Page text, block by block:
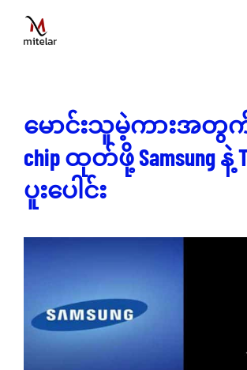
content
နည်းပညာ
ဝန်ဆောင်မှုများ
ဆောင်းပါးများ
မောင်းသူမဲ့ကားအတွက်
chip ထုတ်ဖို့ Samsung နဲ့
ပူးပေါင်း